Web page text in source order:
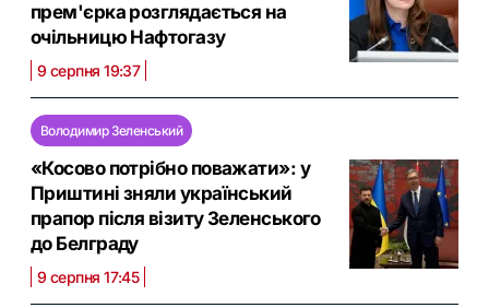
прем'єрка розглядається на
очільницю Нафтогазу
9 серпня 19:37
Володимир Зеленський
«Косово потрібно поважати»: у
Приштині зняли український
прапор після візиту Зеленського
до Белграду
9 серпня 17:45